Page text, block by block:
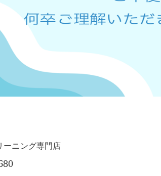
ーニング専門店